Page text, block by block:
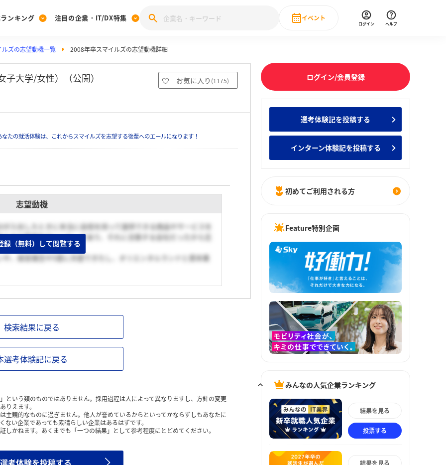
[27卒] 本選考体験記投稿キャンペーン
ンキング
みんなのDX企業就職ブランド調査
みんなの新卒就職人気企業ランキング みんなのインターン人気企業ランキ
注目の企業・IT/DX特集
28卒 IT・DX現場社員インタビュー
イベント
直近のイベント一覧
ログイン ヘルプ
ルズの志望動機一覧 2008年卒スマイルズの志望動機詳細
大学/女性）（公開） お気に入り (1175)
たの就活体験は、これからスマイルズを志望する後輩へのエールになります！
志望動機
入社したときに本当に自信を持って提供できる商品やサービスを
方や雰囲気がいいか」であり、それに合致する会社だったから志
、経営理念や5感に共感できたし、オリエンタルランドと資本業
録（無料）して閲覧する
検索結果に戻る
選考体験記に戻る
という類のものではありません。採用過程は人によって異なりますし、方針の変更
りえます。
主観的なものに過ぎません。他人が誉めているからといってかならずしもあなたに
い企業であっても素晴らしい企業はあるはずです。
かねます。あくまでも「一つの結果」として参考程度にとどめてください。
考体験を投稿する
ログイン/会員登録
選考体験記を投稿する
インターン体験記を投稿する
初めてご利用される方
Feature特別企画
みんなの人気企業ランキング
結果を見る
投票する
結果を見る